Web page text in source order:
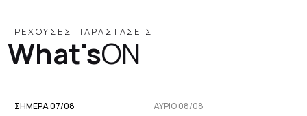
ΤΡΕΧΟΥΣΕΣ ΠΑΡΑΣΤΑΣΕΙΣ
What'sON
ΣΗΜΕΡΑ 07/08 ΑΥΡΙΟ 08/08